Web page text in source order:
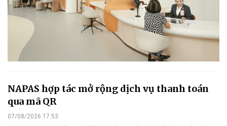
NAPAS hợp tác mở rộng dịch vụ thanh toán
qua mã QR
07/08/2026 17:53